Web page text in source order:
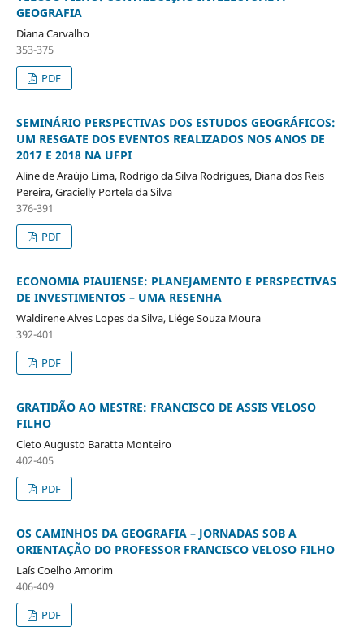
GEOGRAFIA
Diana Carvalho
353-375
PDF
SEMINÁRIO PERSPECTIVAS DOS ESTUDOS GEOGRÁFICOS:
UM RESGATE DOS EVENTOS REALIZADOS NOS ANOS DE
2017 E 2018 NA UFPI
Aline de Araújo Lima, Rodrigo da Silva Rodrigues, Diana dos Reis
Pereira, Gracielly Portela da Silva
376-391
PDF
ECONOMIA PIAUIENSE: PLANEJAMENTO E PERSPECTIVAS
DE INVESTIMENTOS – UMA RESENHA
Waldirene Alves Lopes da Silva, Liége Souza Moura
392-401
PDF
GRATIDÃO AO MESTRE: FRANCISCO DE ASSIS VELOSO
FILHO
Cleto Augusto Baratta Monteiro
402-405
PDF
OS CAMINHOS DA GEOGRAFIA – JORNADAS SOB A
ORIENTAÇÃO DO PROFESSOR FRANCISCO VELOSO FILHO
Laís Coelho Amorim
406-409
PDF